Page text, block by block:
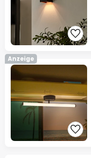
Anzeige